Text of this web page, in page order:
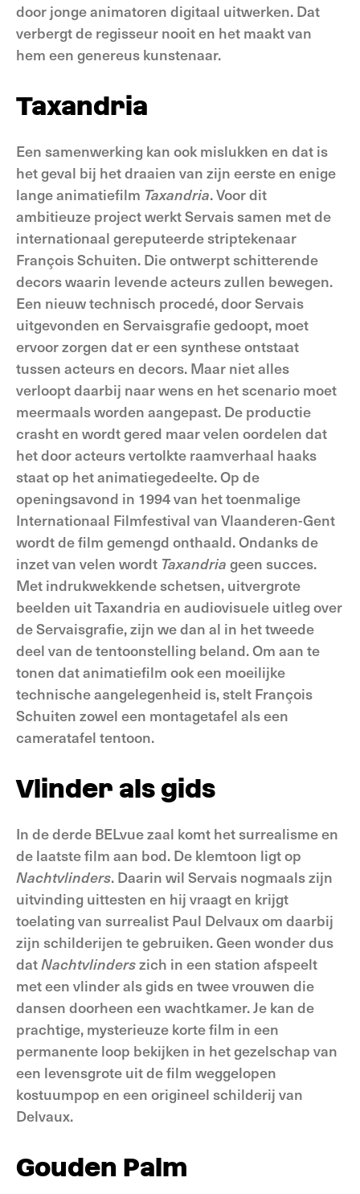
door jonge animatoren digitaal uitwerken. Dat
verbergt de regisseur nooit en het maakt van
hem een genereus kunstenaar.
Taxandria
Een samenwerking kan ook mislukken en dat is
het geval bij het draaien van zijn eerste en enige
lange animatiefilm Taxandria. Voor dit
ambitieuze project werkt Servais samen met de
internationaal gereputeerde striptekenaar
François Schuiten. Die ontwerpt schitterende
decors waarin levende acteurs zullen bewegen.
Een nieuw technisch procedé, door Servais
uitgevonden en Servaisgrafie gedoopt, moet
ervoor zorgen dat er een synthese ontstaat
tussen acteurs en decors. Maar niet alles
verloopt daarbij naar wens en het scenario moet
meermaals worden aangepast. De productie
crasht en wordt gered maar velen oordelen dat
het door acteurs vertolkte raamverhaal haaks
staat op het animatiegedeelte. Op de
openingsavond in 1994 van het toenmalige
Internationaal Filmfestival van Vlaanderen-Gent
wordt de film gemengd onthaald. Ondanks de
inzet van velen wordt Taxandria geen succes.
Met indrukwekkende schetsen, uitvergrote
beelden uit Taxandria en audiovisuele uitleg over
de Servaisgrafie, zijn we dan al in het tweede
deel van de tentoonstelling beland. Om aan te
tonen dat animatiefilm ook een moeilijke
technische aangelegenheid is, stelt François
Schuiten zowel een montagetafel als een
cameratafel tentoon.
Vlinder als gids
In de derde BELvue zaal komt het surrealisme en
de laatste film aan bod. De klemtoon ligt op
Nachtvlinders. Daarin wil Servais nogmaals zijn
uitvinding uittesten en hij vraagt en krijgt
toelating van surrealist Paul Delvaux om daarbij
zijn schilderijen te gebruiken. Geen wonder dus
datNachtvlinderszich in een station afspeelt
met een vlinder als gids en twee vrouwen die
dansen doorheen een wachtkamer. Je kan de
prachtige, mysterieuze korte film in een
permanente loop bekijken in het gezelschap van
een levensgrote uit de film weggelopen
kostuumpop en een origineel schilderij van
Delvaux.
Gouden Palm